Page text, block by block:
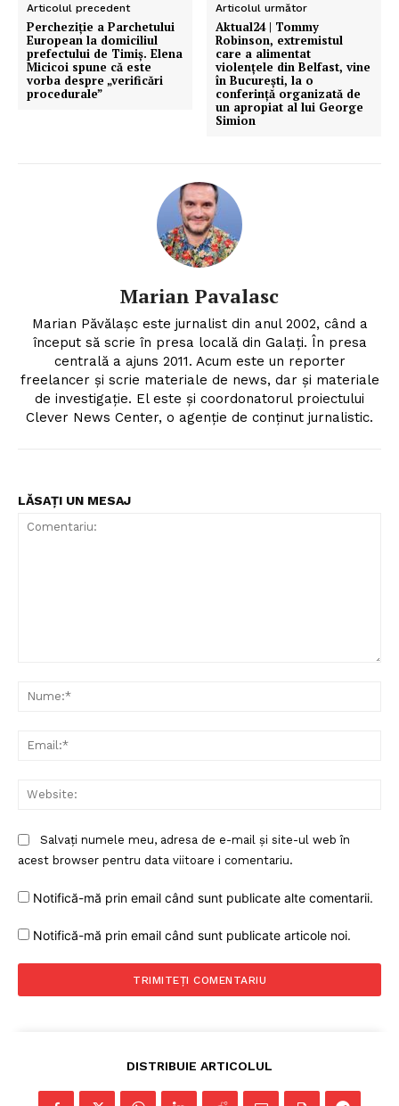
Articolul precedent
Percheziție a Parchetului
European la domiciliul
prefectului de Timiș. Elena
Micicoi spune că este
vorba despre „verificări
procedurale”
Articolul următor
Aktual24 | Tommy
Robinson, extremistul
care a alimentat
violențele din Belfast, vine
în București, la o
conferință organizată de
un apropiat al lui George
Simion
Marian Pavalasc
Marian Păvălașc este jurnalist din anul 2002, când a
început să scrie în presa locală din Galați. În presa
centrală a ajuns 2011. Acum este un reporter
freelancer și scrie materiale de news, dar și materiale
de investigație. El este și coordonatorul proiectului
Clever News Center, o agenție de conținut jurnalistic.
LĂSAȚI UN MESAJ
Salvați numele meu, adresa de e-mail și site-ul web în
acest browser pentru data viitoare i comentariu.
Notifică-mă prin email când sunt publicate alte comentarii.
Notifică-mă prin email când sunt publicate articole noi.
DISTRIBUIE ARTICOLUL